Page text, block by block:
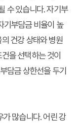
수 있습니다. 자기부
기부담금 비율이 높
건강 상태와 병원
을 선택하는 것이
담금 상한선을 두기
많습니다. 어린 강